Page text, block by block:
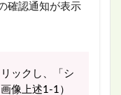
確認通知が表示
ックし、「シ
像上述1-1）